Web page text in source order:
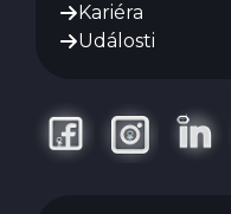
Kariéra
Události